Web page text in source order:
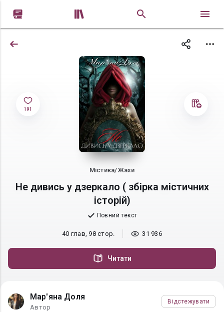
 
191
Містика/Жахи
Не дивись у дзеркало ( збірка містичних
історій)
Повний текст
40 глав, 98 стор. 31 936
Читати
Мар'яна Доля
Автор
Відстежувати